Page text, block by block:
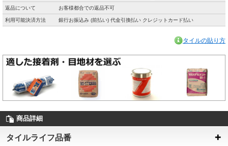
返品について お客様都合での返品不可
利用可能決済方法 銀行お振込み (前払い) 代金引換払い クレジットカード払い
タイルの貼り方
商品詳細
タイルライフ品番